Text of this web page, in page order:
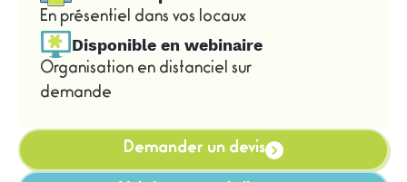
En présentiel dans vos locaux
Disponible en webinaire
Organisation en distanciel sur
demande
Demander un devis